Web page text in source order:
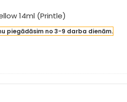
14ml (Printle)
piegādāsim no 3-9 darba dienām.